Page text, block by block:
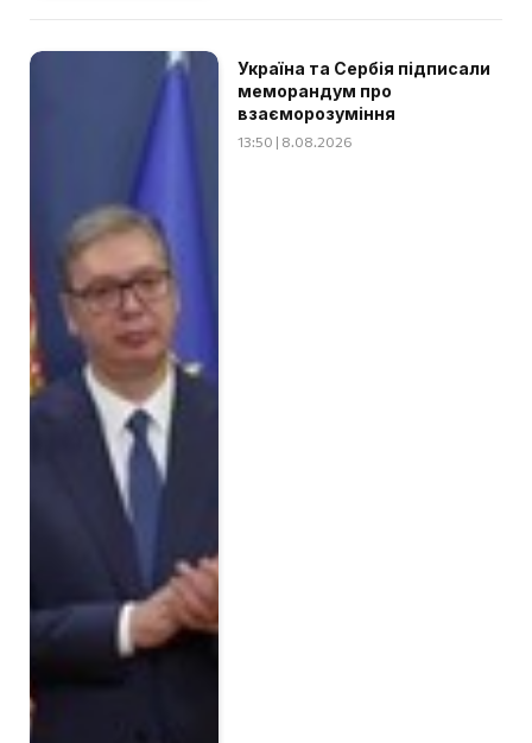
Україна та Сербія підписали
меморандум про
взаєморозуміння
13:50 | 8.08.2026